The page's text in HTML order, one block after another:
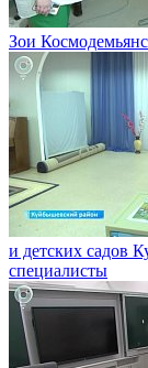
Зои
и детских садов
специалисты